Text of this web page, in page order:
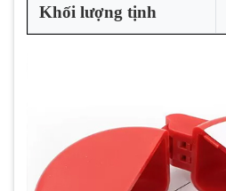
Khối lượng tịnh